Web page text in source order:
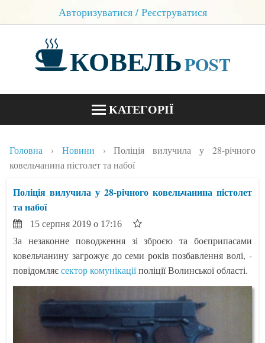
Авторизуватися / Реєструватися
КОВЕЛЬPOST
КАТЕГОРІЇ
БЛОГИ
КОНТАКТИ
Головна Новини
Поліція вилучила у 28-річного
ковельчанина пістолет та набої
Поліція вилучила у 28-річного ковельчанина пістолет
та набої
15 серпня 2019 о 17:16
За незаконне поводження зі зброєю та боєприпасами
ковельчанину загрожує до семи років позбавлення волі, -
повідомляєсектор комунікаціїполіції Волинської області.